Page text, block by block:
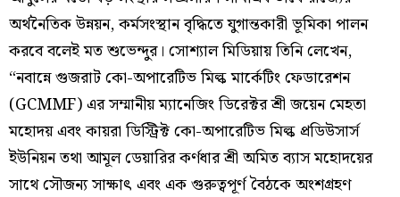
অর্থনৈতিক উন্নয়ন, কর্মসংস্থান বৃদ্ধিতে যুগান্তকারী ভূমিকা পালন
করবে বলেই মত শুভেন্দুর। সোশ্যাল মিডিয়ায় তিনি লেখেন,
“নবান্নে গুজরাট কো-অপারেটিভ মিল্ক মার্কেটিং ফেডারেশন
(GCMMF) এর সম্মানীয় ম্যানেজিং ডিরেক্টর শ্রী জয়েন মেহতা
মহোদয় এবং কায়রা ডিস্ট্রিক্ট কো-অপারেটিভ মিল্ক প্রডিউসার্স
ইউনিয়ন তথা আমূল ডেয়ারির কর্ণধার শ্রী অমিত ব্যাস মহোদয়ের
সাথে সৌজন্য সাক্ষাৎ এবং এক গুরুত্বপূর্ণ বৈঠকে অংশগ্রহণ